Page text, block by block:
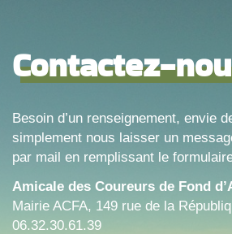
Contactez-
Besoin d’un renseignement, envie
simplement nous laisser un
par mail en remplissant le
Amicale des Coureurs de Fond
Mairie ACFA, 149 rue de la
06.32.30.61.39